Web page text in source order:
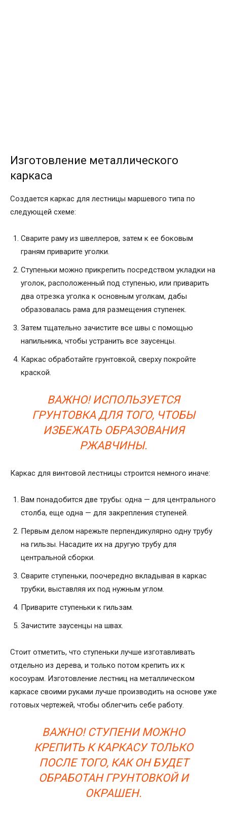
Изготовление металлического
каркаса
Создается каркас для лестницы маршевого типа по
следующей схеме:
Сварите раму из швеллеров, затем к ее боковым
граням приварите уголки.
Ступеньки можно прикрепить посредством укладки на
уголок, расположенный под ступенью, или приварить
два отрезка уголка к основным уголкам, дабы
образовалась рама для размещения ступенек.
Затем тщательно зачистите все швы с помощью
напильника, чтобы устранить все заусенцы.
Каркас обработайте грунтовкой, сверху покройте
краской.
ВАЖНО! ИСПОЛЬЗУЕТСЯ
ГРУНТОВКА ДЛЯ ТОГО, ЧТОБЫ
ИЗБЕЖАТЬ ОБРАЗОВАНИЯ
РЖАВЧИНЫ.
Каркас для винтовой лестницы строится немного иначе:
Вам понадобится две трубы: одна — для центрального
столба, еще одна — для закрепления ступеней.
Первым делом нарежьте перпендикулярно одну трубу
на гильзы. Насадите их на другую трубу для
центральной сборки.
Сварите ступеньки, поочередно вкладывая в каркас
трубки, выставляя их под нужным углом.
Приварите ступеньки к гильзам.
Зачистите заусенцы на швах.
Стоит отметить, что ступеньки лучше изготавливать
отдельно из дерева, и только потом крепить их к
косоурам. Изготовление лестниц на металлическом
каркасе своими руками лучше производить на основе уже
готовых чертежей, чтобы облегчить себе работу.
ВАЖНО! СТУПЕНИ МОЖНО
КРЕПИТЬ К КАРКАСУ ТОЛЬКО
ПОСЛЕ ТОГО, КАК ОН БУДЕТ
ОБРАБОТАН ГРУНТОВКОЙ И
ОКРАШЕН.